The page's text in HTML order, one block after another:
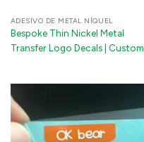
ADESIVO DE METAL NÍQUEL
Bespoke Thin Nickel Metal
Transfer Logo Decals | Custom
Packaging